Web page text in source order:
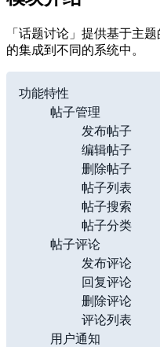
「话题讨论」提供基于主
的集成到不同的系统中。
功能特性
    帖子管理
        发布帖子
        编辑帖子
        删除帖子
        帖子列表
        帖子搜索
        帖子分类
    帖子评论
        发布评论
        回复评论
        删除评论
        评论列表
    用户通知